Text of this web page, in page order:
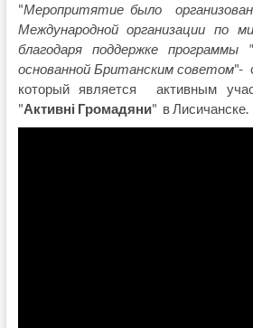
"Меропритятие было
Международной организации по
благодаря поддержке программы
основанной Британским советом"-
который является активным
"Активні Громадяни" в Лисичанске.